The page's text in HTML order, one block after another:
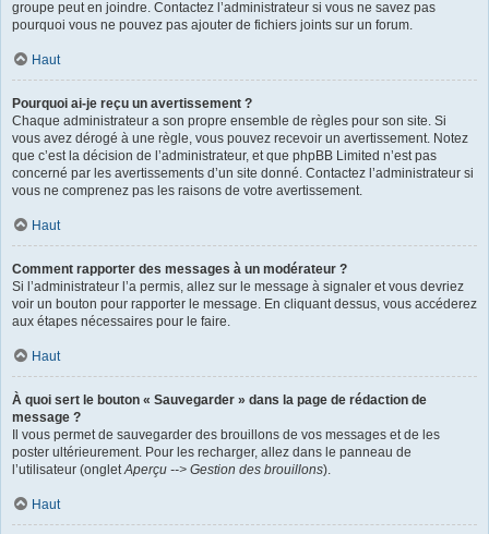
groupe peut en joindre. Contactez l’administrateur si vous ne savez pas
pourquoi vous ne pouvez pas ajouter de fichiers joints sur un forum.
Haut
Pourquoi ai-je reçu un avertissement ?
Chaque administrateur a son propre ensemble de règles pour son site. Si
vous avez dérogé à une règle, vous pouvez recevoir un avertissement. Notez
que c’est la décision de l’administrateur, et que phpBB Limited n’est pas
concerné par les avertissements d’un site donné. Contactez l’administrateur si
vous ne comprenez pas les raisons de votre avertissement.
Haut
Comment rapporter des messages à un modérateur ?
Si l’administrateur l’a permis, allez sur le message à signaler et vous devriez
voir un bouton pour rapporter le message. En cliquant dessus, vous accéderez
aux étapes nécessaires pour le faire.
Haut
À quoi sert le bouton « Sauvegarder » dans la page de rédaction de
message ?
Il vous permet de sauvegarder des brouillons de vos messages et de les
poster ultérieurement. Pour les recharger, allez dans le panneau de
l’utilisateur (ongletAperçu --> Gestion des brouillons).
Haut